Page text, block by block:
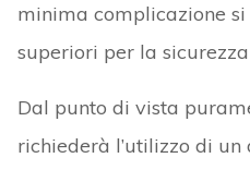
minima complicazione
superiori per la
Dal punto di vista
richiederà l’utilizzo di